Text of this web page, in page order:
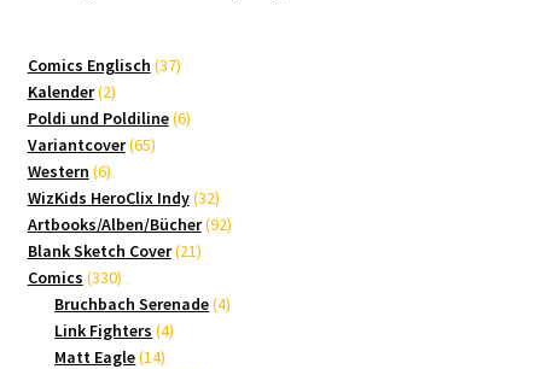
Comics Englisch 3737
Kalender 22
Produkte
Poldi und Poldiline 66
Variantcover 6565
Western 66
Produkte
WizKids HeroClix Indy 3232
Produkte
Artbooks/Alben/Bücher 9292
Blank Sketch Cover 2121
Comics 330330
Produkte
Bruchbach Serenade 44
Link Fighters 44
Matt Eagle 1414